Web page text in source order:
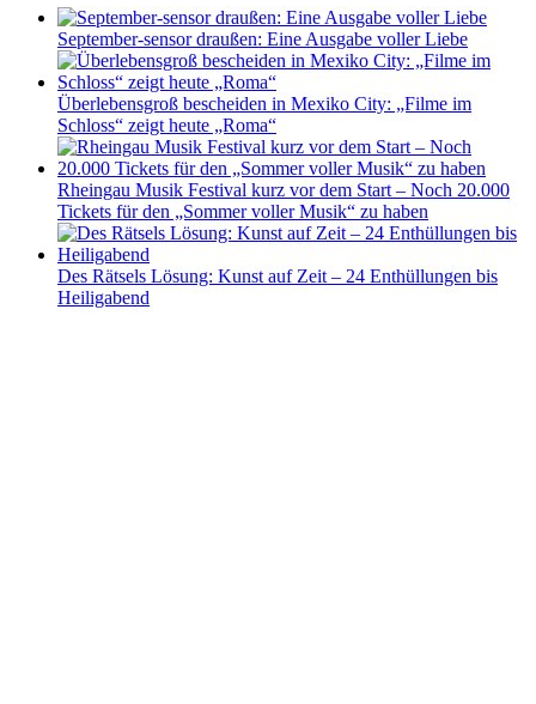
September-sensor draußen: Eine Ausgabe voller Liebe
Überlebensgroß bescheiden in Mexiko City: „Filme im
Schloss“ zeigt heute „Roma“
Rheingau Musik Festival kurz vor dem Start – Noch 20.000
Tickets für den „Sommer voller Musik“ zu haben
Des Rätsels Lösung: Kunst auf Zeit – 24 Enthüllungen bis
Heiligabend